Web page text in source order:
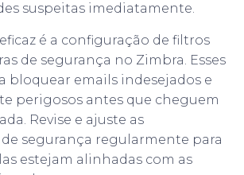
suspeitas imediatamente.
é a configuração de filtros
de segurança no Zimbra. Esses
bloquear emails indesejados e
perigosos antes que cheguem
Revise e ajuste as
segurança regularmente para
estejam alinhadas com as